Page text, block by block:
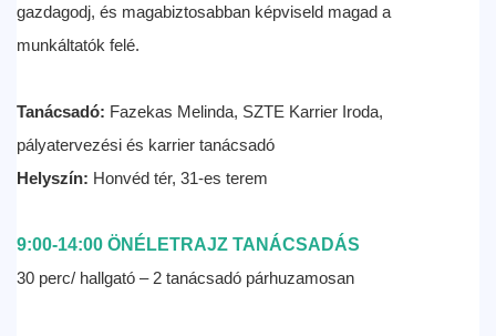
gazdagodj, és magabiztosabban képviseld magad a
munkáltatók felé.
Tanácsadó: Fazekas Melinda, SZTE Karrier Iroda,
pályatervezési és karrier tanácsadó
Helyszín: Honvéd tér, 31-es terem
9:00-14:00 ÖNÉLETRAJZ TANÁCSADÁS
30 perc/ hallgató – 2 tanácsadó párhuzamosan